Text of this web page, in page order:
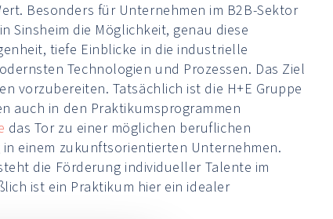
Besonders für Unternehmen im B2B-Sektor
Sinsheim die Möglichkeit, genau diese
tiefe Einblicke in die industrielle
Technologien und Prozessen. Das Ziel
vorzubereiten. Tatsächlich ist die H+E Gruppe
auch in den Praktikumsprogrammen
das Tor zu einer möglichen beruflichen
einem zukunftsorientierten Unternehmen.
die Förderung individueller Talente im
ist ein Praktikum hier ein idealer